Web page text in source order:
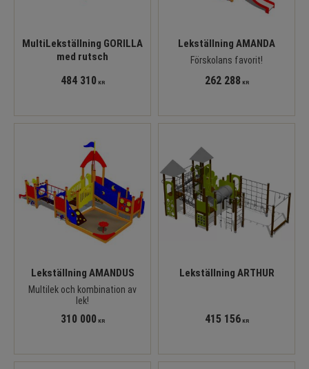
MultiLekställning GORILLA
med rutsch
484 310KR
Lekställning AMANDA
Förskolans favorit!
262 288 KR
Lekställning AMANDUS
Multilek och kombination av
lek!
310 000KR
Lekställning ARTHUR
415 156KR